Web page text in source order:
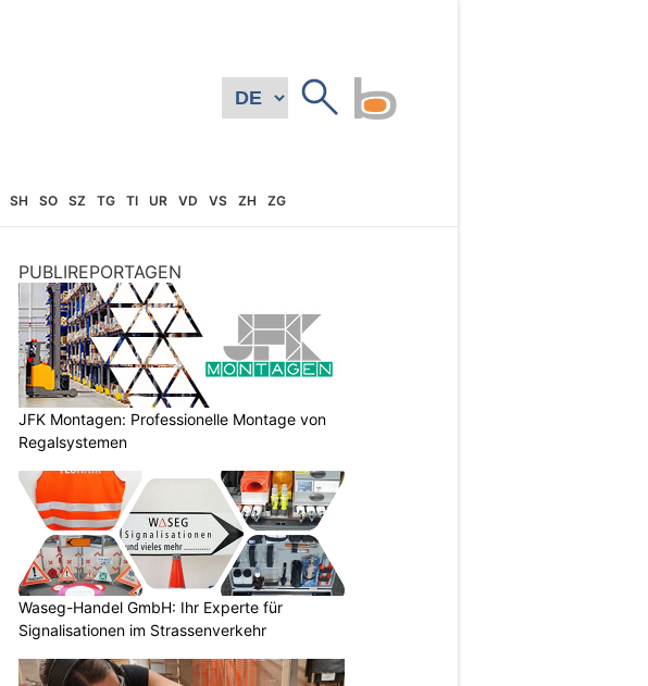
SH SO SZ TG TI UR VD VS ZH ZG
PUBLIREPORTAGEN
JFK Montagen: Professionelle Montage von
Regalsystemen
Waseg-Handel GmbH: Ihr Experte für
Signalisationen im Strassenverkehr